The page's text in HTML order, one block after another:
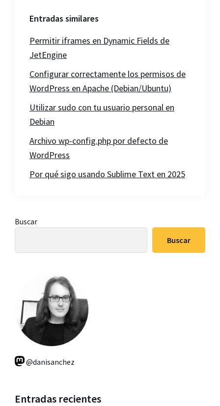
Entradas similares
Permitir iframes en Dynamic Fields de
JetEngine
Configurar correctamente los permisos de
WordPress en Apache (Debian/Ubuntu)
Utilizar sudo con tu usuario personal en
Debian
Archivo wp-config.php por defecto de
WordPress
Por qué sigo usando Sublime Text en 2025
Barra
Buscar
Buscar
@danisanchez
Entradas recientes